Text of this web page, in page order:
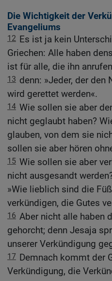
Die Wichtigkeit der
Evangeliums
12 Es ist ja kein
Griechen: Alle haben
ist für alle, die ihn
13 denn: »Jeder, der den
wird gerettet werden«.
14 Wie sollen sie aber
nicht geglaubt haben?
glauben, von dem sie
sollen sie aber hören
15 Wie sollen sie aber
nicht ausgesandt
»Wie lieblich sind die
verkündigen, die Gutes
16 Aber nicht alle haben
gehorcht; denn Jesaja
unserer Verkündigung
17 Demnach kommt der
Verkündigung, die